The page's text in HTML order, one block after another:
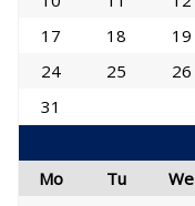
17
18 19
24
25 26
31
Mo
Tu We